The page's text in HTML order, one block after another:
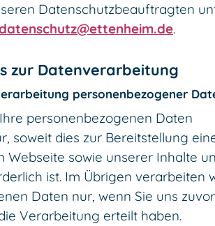
Datenschutzbeauftragten
.
zur Datenverarbeitung
personenbezogener
personenbezogenen Daten
soweit dies zur Bereitstellung
Webseite sowie unserer Inhalte
ist. Im Übrigen verarbeiten
Daten nur, wenn Sie uns
Verarbeitung erteilt haben.